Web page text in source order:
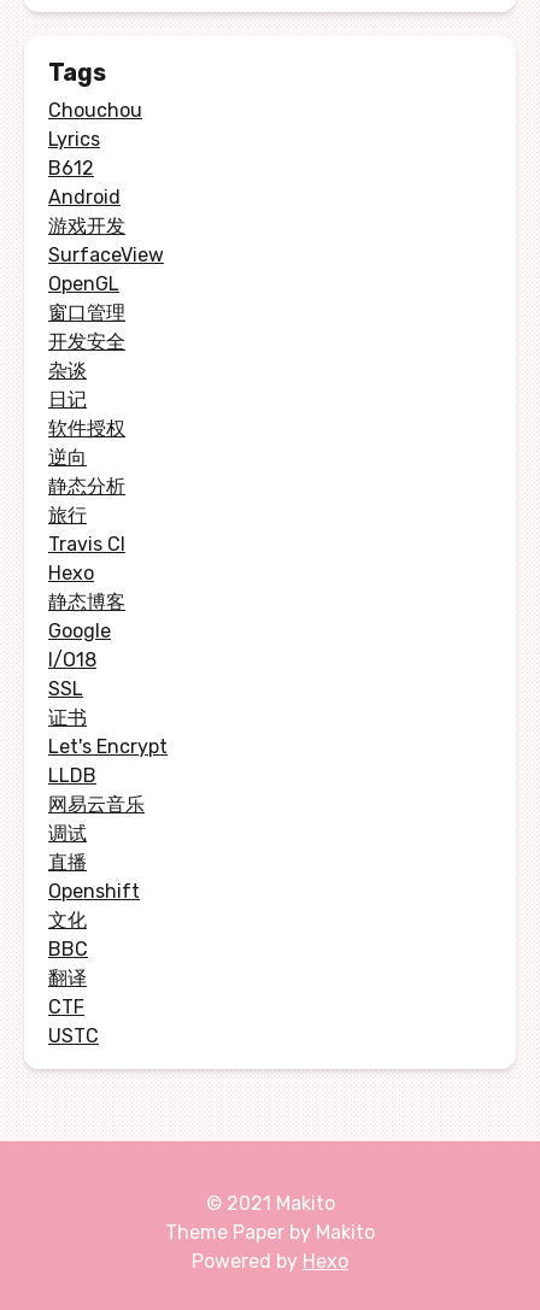
Tags
Chouchou
Lyrics
B612
Android
游戏开发
SurfaceView
OpenGL
窗口管理
开发安全
杂谈
日记
软件授权
逆向
静态分析
旅行
Travis CI
Hexo
静态博客
Google
I/O18
SSL
证书
Let's Encrypt
LLDB
网易云音乐
调试
直播
Openshift
文化
BBC
翻译
CTF
USTC
© 2021 Makito
Theme Paper by Makito
Powered by Hexo